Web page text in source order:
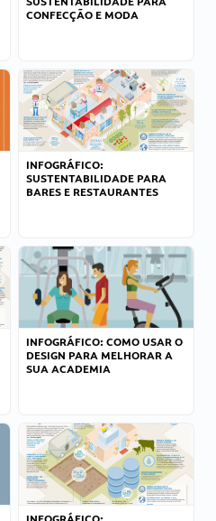
CONFECÇÃO E MODA
INFOGRÁFICO:
SUSTENTABILIDADE PARA
BARES E RESTAURANTES
INFOGRÁFICO: COMO USAR O
DESIGN PARA MELHORAR A
SUA ACADEMIA